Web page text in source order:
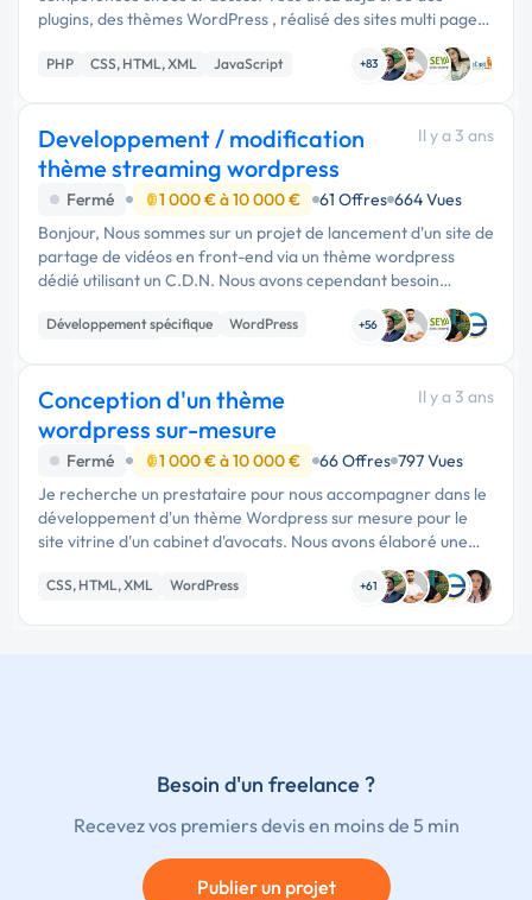
plugins, des thèmes WordPress , réalisé des sites multi pages
React, et vous êtes accès sécurité système. Vous êtes soit
développeur …
PHP CSS, HTML, XML JavaScript +83
Developpement / modification
thème streaming wordpress
Il y a 3 ans
Fermé 1 000 € à 10 000 € 61 Offres 664 Vues
Bonjour, Nous sommes sur un projet de lancement d'un site de
partage de vidéos en front-end via un thème wordpress
dédié utilisant un C.D.N. Nous avons cependant besoin
d'ajouter des fonctionnalités clés au thème, ce qui implique
une …
Développement spécifique
WordPress
+56
Conception d'un thème
wordpress sur-mesure
Il y a 3 ans
Fermé 1 000 € à 10 000 € 66 Offres 797 Vues
Je recherche un prestataire pour nous accompagner dans le
développement d'un thème Wordpress sur mesure pour le
site vitrine d'un cabinet d'avocats. Nous avons élaboré une
architecture sous Figjam qui comprend tous les champs …
CSS, HTML, XML
WordPress
+61
Besoin d'un freelance ?
Recevez vos premiers devis en moins de 5 min
Publier un projet